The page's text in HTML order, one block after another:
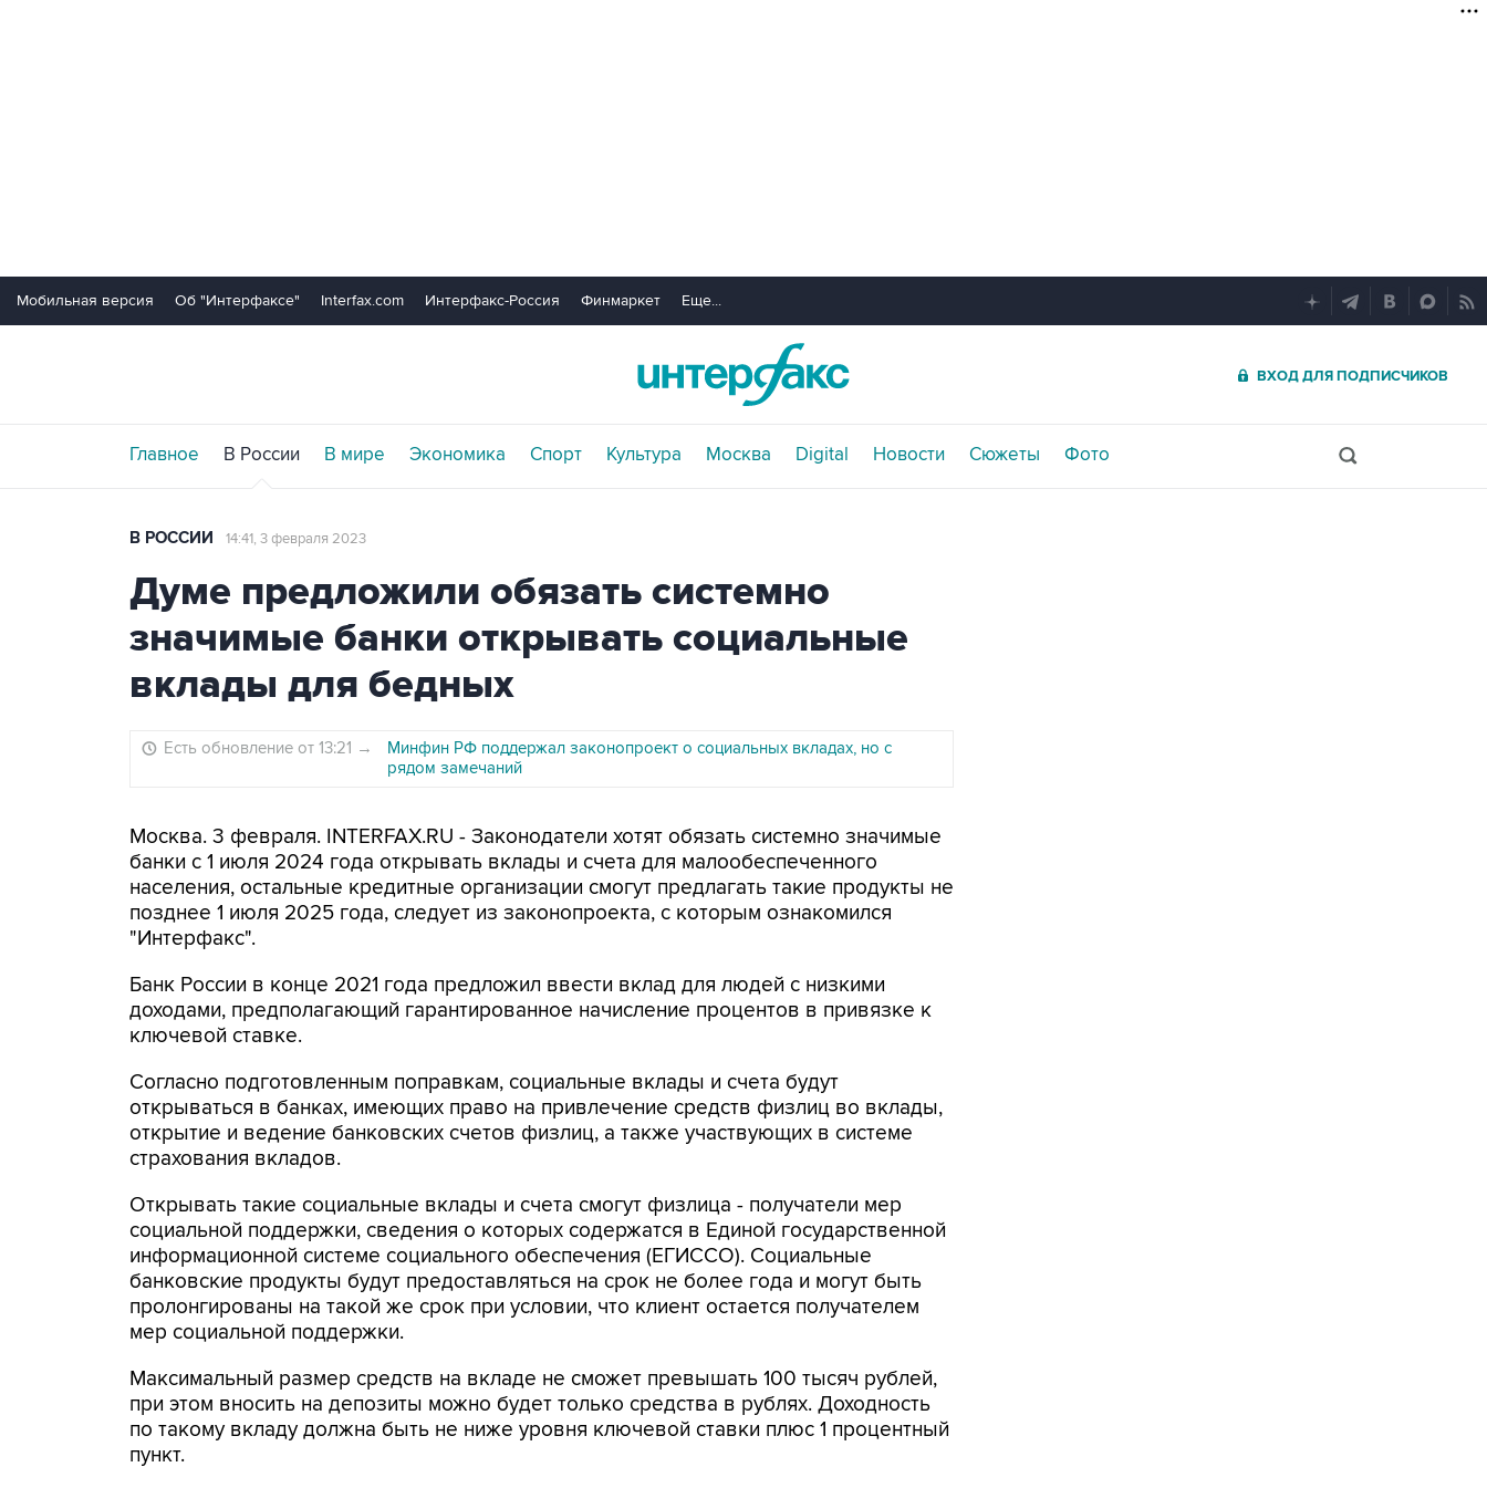
Мобильная версия Об "Интерфаксе" Interfax.com Интерфакс-Россия Финмаркет Еще...
ВХОД ДЛЯ ПОДПИСЧИКОВ
Главное В России В мире Экономика Спорт Культура Москва Digital Новости Сюжеты Фото
В РОССИИ 14:41, 3 февраля 2023
Думе предложили обязать системно
значимые банки открывать социальные
вклады для бедных
Есть обновление от 13:21 →
Минфин РФ поддержал законопроект о социальных вкладах, но с
рядом замечаний
Москва. 3 февраля. INTERFAX.RU - Законодатели хотят обязать системно значимые
банки с 1 июля 2024 года открывать вклады и счета для малообеспеченного
населения, остальные кредитные организации смогут предлагать такие продукты не
позднее 1 июля 2025 года, следует из законопроекта, с которым ознакомился
"Интерфакс".
Банк России в конце 2021 года предложил ввести вклад для людей с низкими
доходами, предполагающий гарантированное начисление процентов в привязке к
ключевой ставке.
Согласно подготовленным поправкам, социальные вклады и счета будут
открываться в банках, имеющих право на привлечение средств физлиц во вклады,
открытие и ведение банковских счетов физлиц, а также участвующих в системе
страхования вкладов.
Открывать такие социальные вклады и счета смогут физлица - получатели мер
социальной поддержки, сведения о которых содержатся в Единой государственной
информационной системе социального обеспечения (ЕГИССО). Социальные
банковские продукты будут предоставляться на срок не более года и могут быть
пролонгированы на такой же срок при условии, что клиент остается получателем
мер социальной поддержки.
Максимальный размер средств на вкладе не сможет превышать 100 тысяч рублей,
при этом вносить на депозиты можно будет только средства в рублях. Доходность
по такому вкладу должна быть не ниже уровня ключевой ставки плюс 1 процентный
пункт.